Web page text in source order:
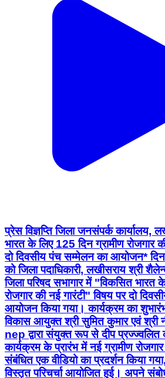
प्रेस विज्ञप्ति जिला जनसंपर्क कार्यालय,
भारत के लिए 125 दिन ग्रामीण रोजगार
दो दिवसीय पंच सम्मेलन का आयोजन*
को जिला पदाधिकारी, लखीसराय श्री
जिला परिषद सभागार में "विकसित भारत
रोजगार की नई गारंटी" विषय पर दो
आयोजन किया गया। कार्यक्रम का शुभारंभ
विकास आयुक्त श्री सुमित कुमार एवं
nep द्वारा संयुक्त रूप से दीप प्रज्ज्वलित
कार्यक्रम के प्रारंभ में नई ग्रामीण
संबंधित एक वीडियो का प्रदर्शन किया
विस्तृत परिचर्चा आयोजित हुई। अपने